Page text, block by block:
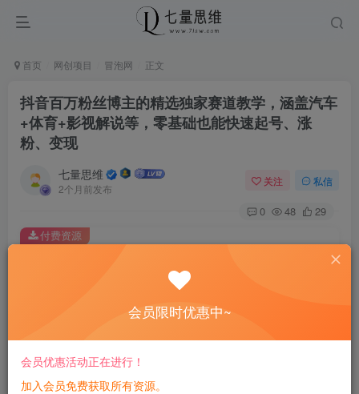
首页 网创项目 冒泡网 正文
抖音百万粉丝博主的精选独家赛道教学，涵盖汽车
+体育+影视解说等，零基础也能快速起号、涨
粉、变现
七量思维
2个月前发布
关注 私信
0 48 29
此内容为付费资源，请付费后查看
￥8.8
黄金会员免费 钻石会员免费
付费资源
会员限时优惠中~
会员优惠活动正在进行！
加入会员免费获取所有资源。